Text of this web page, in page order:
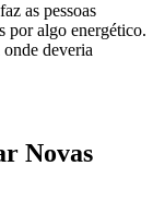
as pessoas
por algo energético.
deveria
Novas